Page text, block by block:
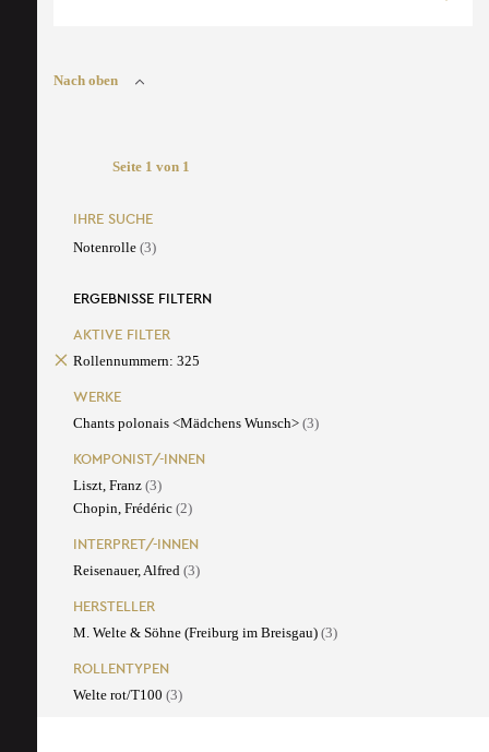
Nach oben
Seite 1 von 1
IHRE SUCHE
Notenrolle (3)
ERGEBNISSE FILTERN
AKTIVE FILTER
Rollennummern: 325
WERKE
Chants polonais <Mädchens Wunsch> (3)
KOMPONIST/-INNEN
Liszt, Franz (3)
Chopin, Frédéric (2)
INTERPRET/-INNEN
Reisenauer, Alfred (3)
HERSTELLER
M. Welte & Söhne (Freiburg im Breisgau) (3)
ROLLENTYPEN
Welte rot/T100 (3)